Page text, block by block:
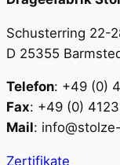
Schusterring 22-
D 25355
Telefon: +49 (0)
Fax: +49 (0)
Mail:
Zertifikate